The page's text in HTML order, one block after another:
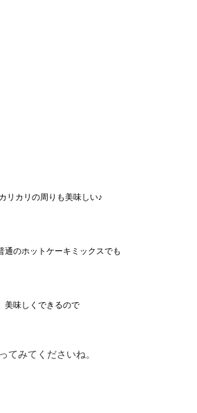
リカリの周りも美味しい♪
通のホットケーキミックスでも
美味しくできるので
てみてくださいね。